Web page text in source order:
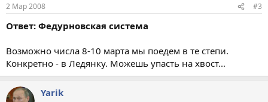
2 Мар 2008 #3
Ответ: Федурновская система
Возможно числа 8-10 марта мы поедем в те степи.
Конкретно - в Ледянку. Можешь упасть на хвост...
Yarik